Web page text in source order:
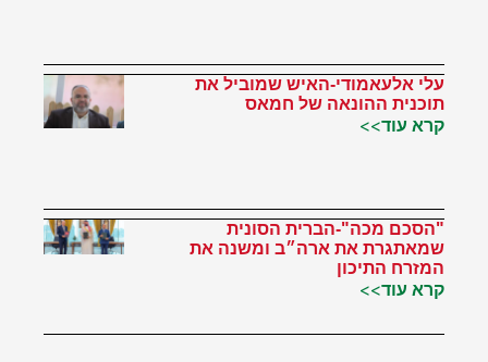
עלי אלעאמודי-האיש שמוביל את
תוכנית ההונאה של חמאס
קרא עוד>>
"הסכם מכה"-הברית הסונית
שמאתגרת את ארה״ב ומשנה את
המזרח התיכון
קרא עוד>>